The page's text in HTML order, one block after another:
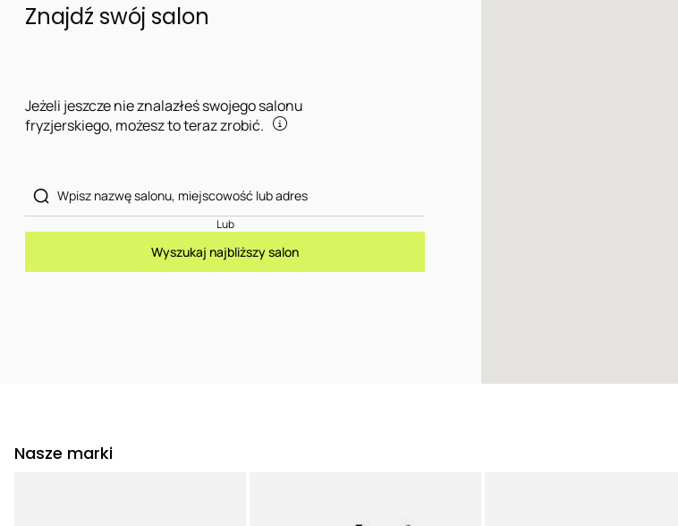
Znajdź swój salon
Jeżeli jeszcze nie znalazłeś swojego salonu
fryzjerskiego, możesz to teraz zrobić.
Lub
Wyszukaj najbliższy salon
Nasze marki